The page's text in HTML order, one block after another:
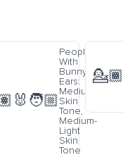
People
With
Bunny
Ears:
Medium
Skin
Tone,
Medium-
Light
Skin
Tone
💁🏾